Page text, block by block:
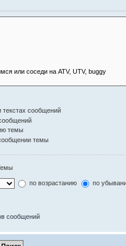
текстах сообщений
темы
темы
по возрастанию по
сообщений